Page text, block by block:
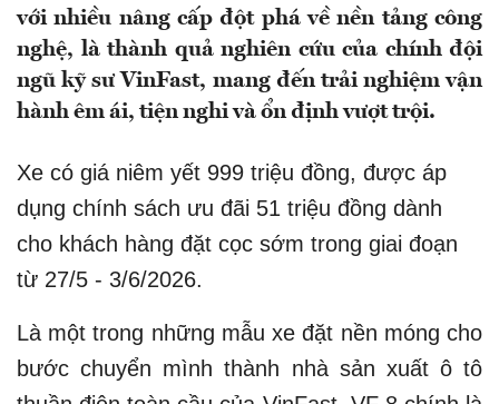
với nhiều nâng cấp đột phá về nền tảng công
nghệ, là thành quả nghiên cứu của chính đội
ngũ kỹ sư VinFast, mang đến trải nghiệm vận
hành êm ái, tiện nghi và ổn định vượt trội.
Xe có giá niêm yết 999 triệu đồng, được áp
dụng chính sách ưu đãi 51 triệu đồng dành
cho khách hàng đặt cọc sớm trong giai đoạn
từ 27/5 - 3/6/2026.
Là một trong những mẫu xe đặt nền móng cho
bước chuyển mình thành nhà sản xuất ô tô